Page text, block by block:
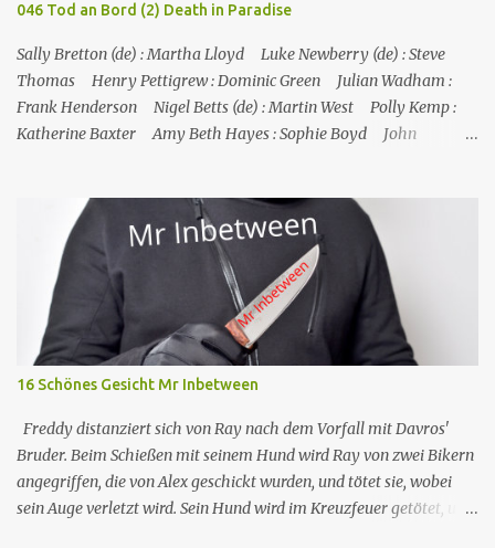
046 Tod an Bord (2) Death in Paradise
Sally Bretton (de) : Martha Lloyd Luke Newberry (de) : Steve
Thomas Henry Pettigrew : Dominic Green Julian Wadham :
Frank Henderson Nigel Betts (de) : Martin West Polly Kemp :
Katherine Baxter Amy Beth Hayes : Sophie Boyd John
Büro war verschlossen, und Steve musste sie mit einem
Feuerlöscher gewaltsam öffnen. Im St. Marie's gesteht Sophie JP,
dass Tom auch mit dem Schmuggel von Rum Geld verdient hat,
was aber nicht mit seinem Tod zusammenzuhängen scheint.
Henderson starb an einer Schusswunde, die Waffe liegt neben der
Leiche, es sieht nach Selbstmord aus, außerdem fehlt einer seiner
Zwillinge, was darauf hindeutet, dass der fehlende Zwilling
Henderson ihn getötet und sich da...
16 Schönes Gesicht Mr Inbetween
Freddy distanziert sich von Ray nach dem Vorfall mit Davros'
Bruder. Beim Schießen mit seinem Hund wird Ray von zwei Bikern
angegriffen, die von Alex geschickt wurden, und tötet sie, wobei
sein Auge verletzt wird. Sein Hund wird im Kreuzfeuer getötet, und